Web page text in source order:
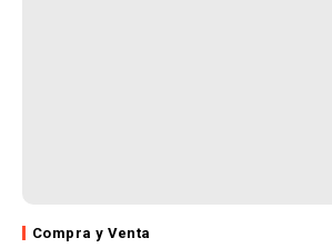
Compra y Venta